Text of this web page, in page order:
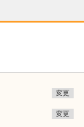
変更
変更